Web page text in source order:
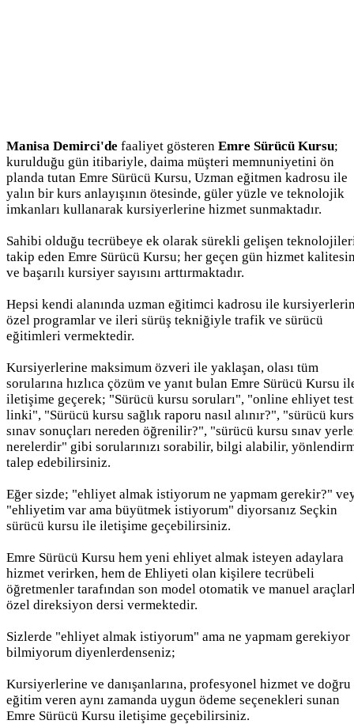
Manisa Demirci'de faaliyet gösteren Emre Sürücü Kursu;
kurulduğu gün itibariyle, daima müşteri memnuniyetini ön
planda tutan Emre Sürücü Kursu, Uzman eğitmen kadrosu ile
yalın bir kurs anlayışının ötesinde, güler yüzle ve teknolojik
imkanları kullanarak kursiyerlerine hizmet sunmaktadır.
Sahibi olduğu tecrübeye ek olarak sürekli gelişen
takip eden Emre Sürücü Kursu; her geçen gün hizmet
ve başarılı kursiyer sayısını arttırmaktadır.
Hepsi kendi alanında uzman eğitimci kadrosu ile
özel programlar ve ileri sürüş tekniğiyle trafik ve sürücü
eğitimleri vermektedir.
Kursiyerlerine maksimum özveri ile yaklaşan, olası tüm
sorularına hızlıca çözüm ve yanıt bulan Emre Sürücü Kursu
iletişime geçerek; "Sürücü kursu soruları", "online ehliyet
linki", "Sürücü kursu sağlık raporu nasıl alınır?", "sürücü
sınav sonuçları nereden öğrenilir?", "sürücü kursu sınav
nerelerdir" gibi sorularınızı sorabilir, bilgi alabilir,
talep edebilirsiniz.
Eğer sizde; "ehliyet almak istiyorum ne yapmam gerekir?"
"ehliyetim var ama büyütmek istiyorum" diyorsanız Seçkin
sürücü kursu ile iletişime geçebilirsiniz.
Emre Sürücü Kursu hem yeni ehliyet almak isteyen adaylara
hizmet verirken, hem de Ehliyeti olan kişilere tecrübeli
öğretmenler tarafından son model otomatik ve manuel
özel direksiyon dersi vermektedir.
Sizlerde "ehliyet almak istiyorum" ama ne yapmam gerekiyor
bilmiyorum diyenlerdenseniz;
Kursiyerlerine ve danışanlarına, profesyonel hizmet ve doğru
eğitim veren aynı zamanda uygun ödeme seçenekleri sunan
Emre Sürücü Kursu iletişime geçebilirsiniz.